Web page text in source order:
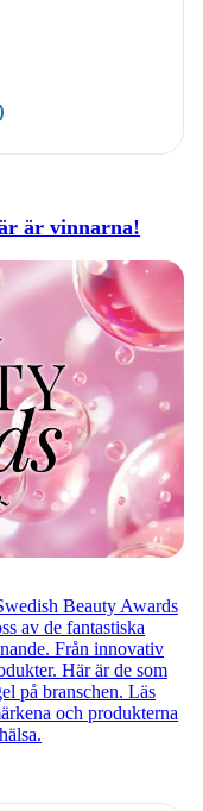
är vinnarna!
Beauty Awards
av de fantastiska
Från innovativ
Här är de som
på branschen. Läs
och produkterna